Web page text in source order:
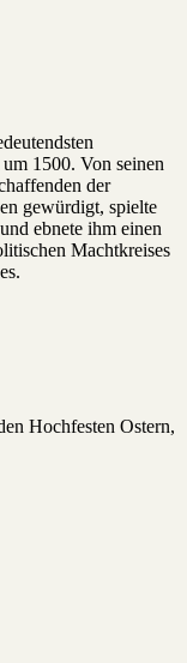
1500. Von seinen
der
gewürdigt, spielte
ebnete ihm einen
Machtkreises
Hochfesten Ostern,